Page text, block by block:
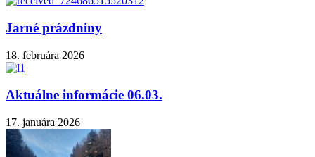
Jarné prázdniny
18. februára 2026
Aktuálne informácie 06.03.
17. januára 2026